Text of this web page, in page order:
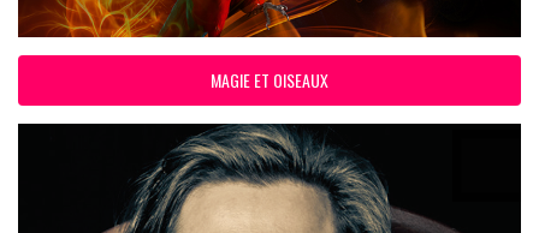
MAGIE ET OISEAUX